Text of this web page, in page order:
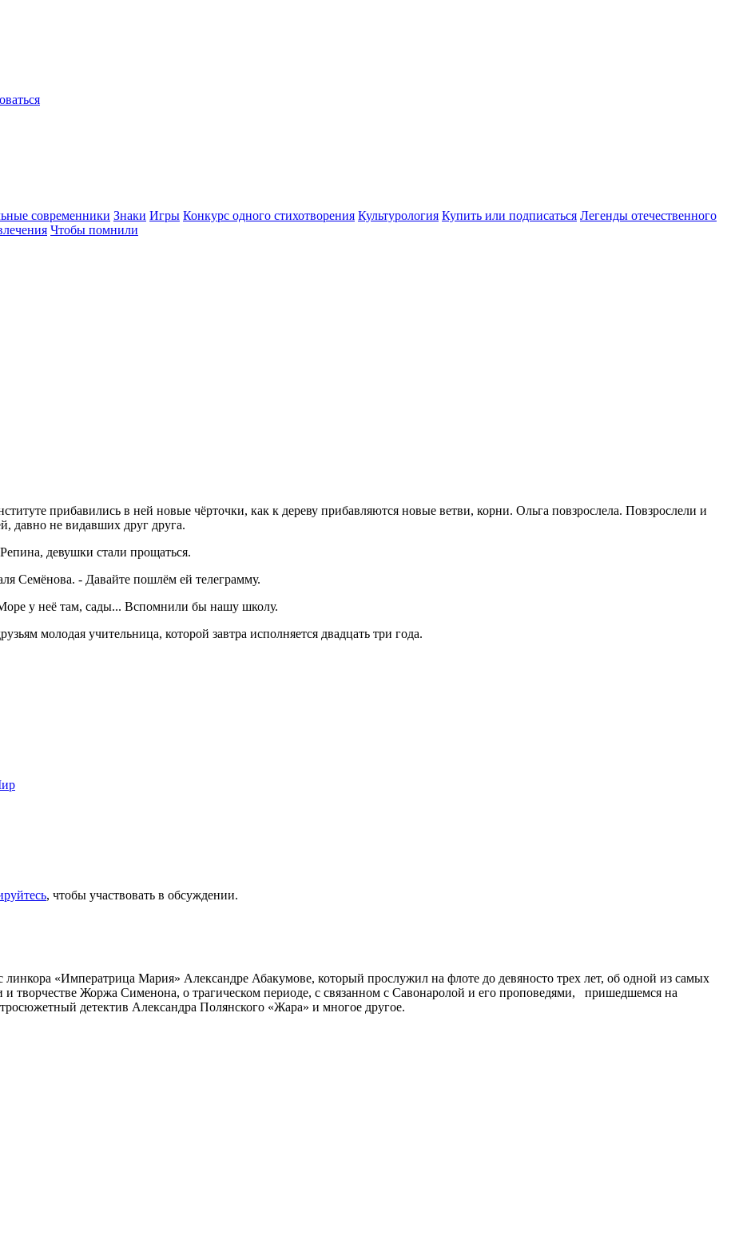
современники Знаки Игры Конкурс одного стихотворения Культурология Купить или подписаться Легенды отечественного
Чтобы помнили
прибавились в ней новые чёрточки, как к дереву прибавляются новые ветви, корни. Ольга повзрослела. Повзрослели и
давно не видавших друг друга.
девушки стали прощаться.
Семёнова. - Давайте пошлём ей телеграмму.
у неё там, сады... Вспомнили бы нашу школу.
молодая учительница, которой завтра исполняется двадцать три года.
, чтобы участвовать в обсуждении.
«Императрица Мария» Александре Абакумове, который прослужил на флоте до девяносто трех лет, об одной из самых
творчестве Жоржа Сименона, о трагическом периоде, с связанном с Савонаролой и его проповедями, пришедшемся на
детектив Александра Полянского «Жара» и многое другое.